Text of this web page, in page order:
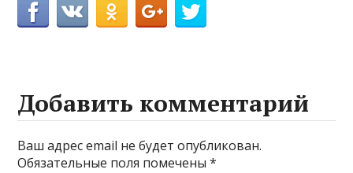
Добавить комментарий
Ваш адрес email не будет опубликован.
Обязательные поля помечены*